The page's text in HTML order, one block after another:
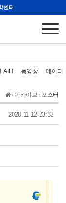
센터
AIH 동영상 데이터
› 아카이브 › 포스터
2020-11-12 23:33